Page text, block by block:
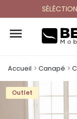

Accueil Canapé
Outlet